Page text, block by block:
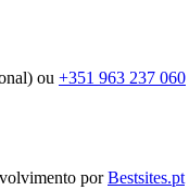
ou +351 963 237 060
porBestsites.pt